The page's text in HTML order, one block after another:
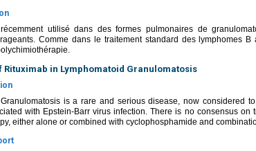
utilisé dans des formes pulmonaires de
Comme dans le traitement standard des lymphomes
Rituximab in Lymphomatoid Granulomatosis
Granulomatosis is a rare and serious disease, now considered
with Epstein-Barr virus infection. There is no consensus on
either alone or combined with cyclophosphamide and